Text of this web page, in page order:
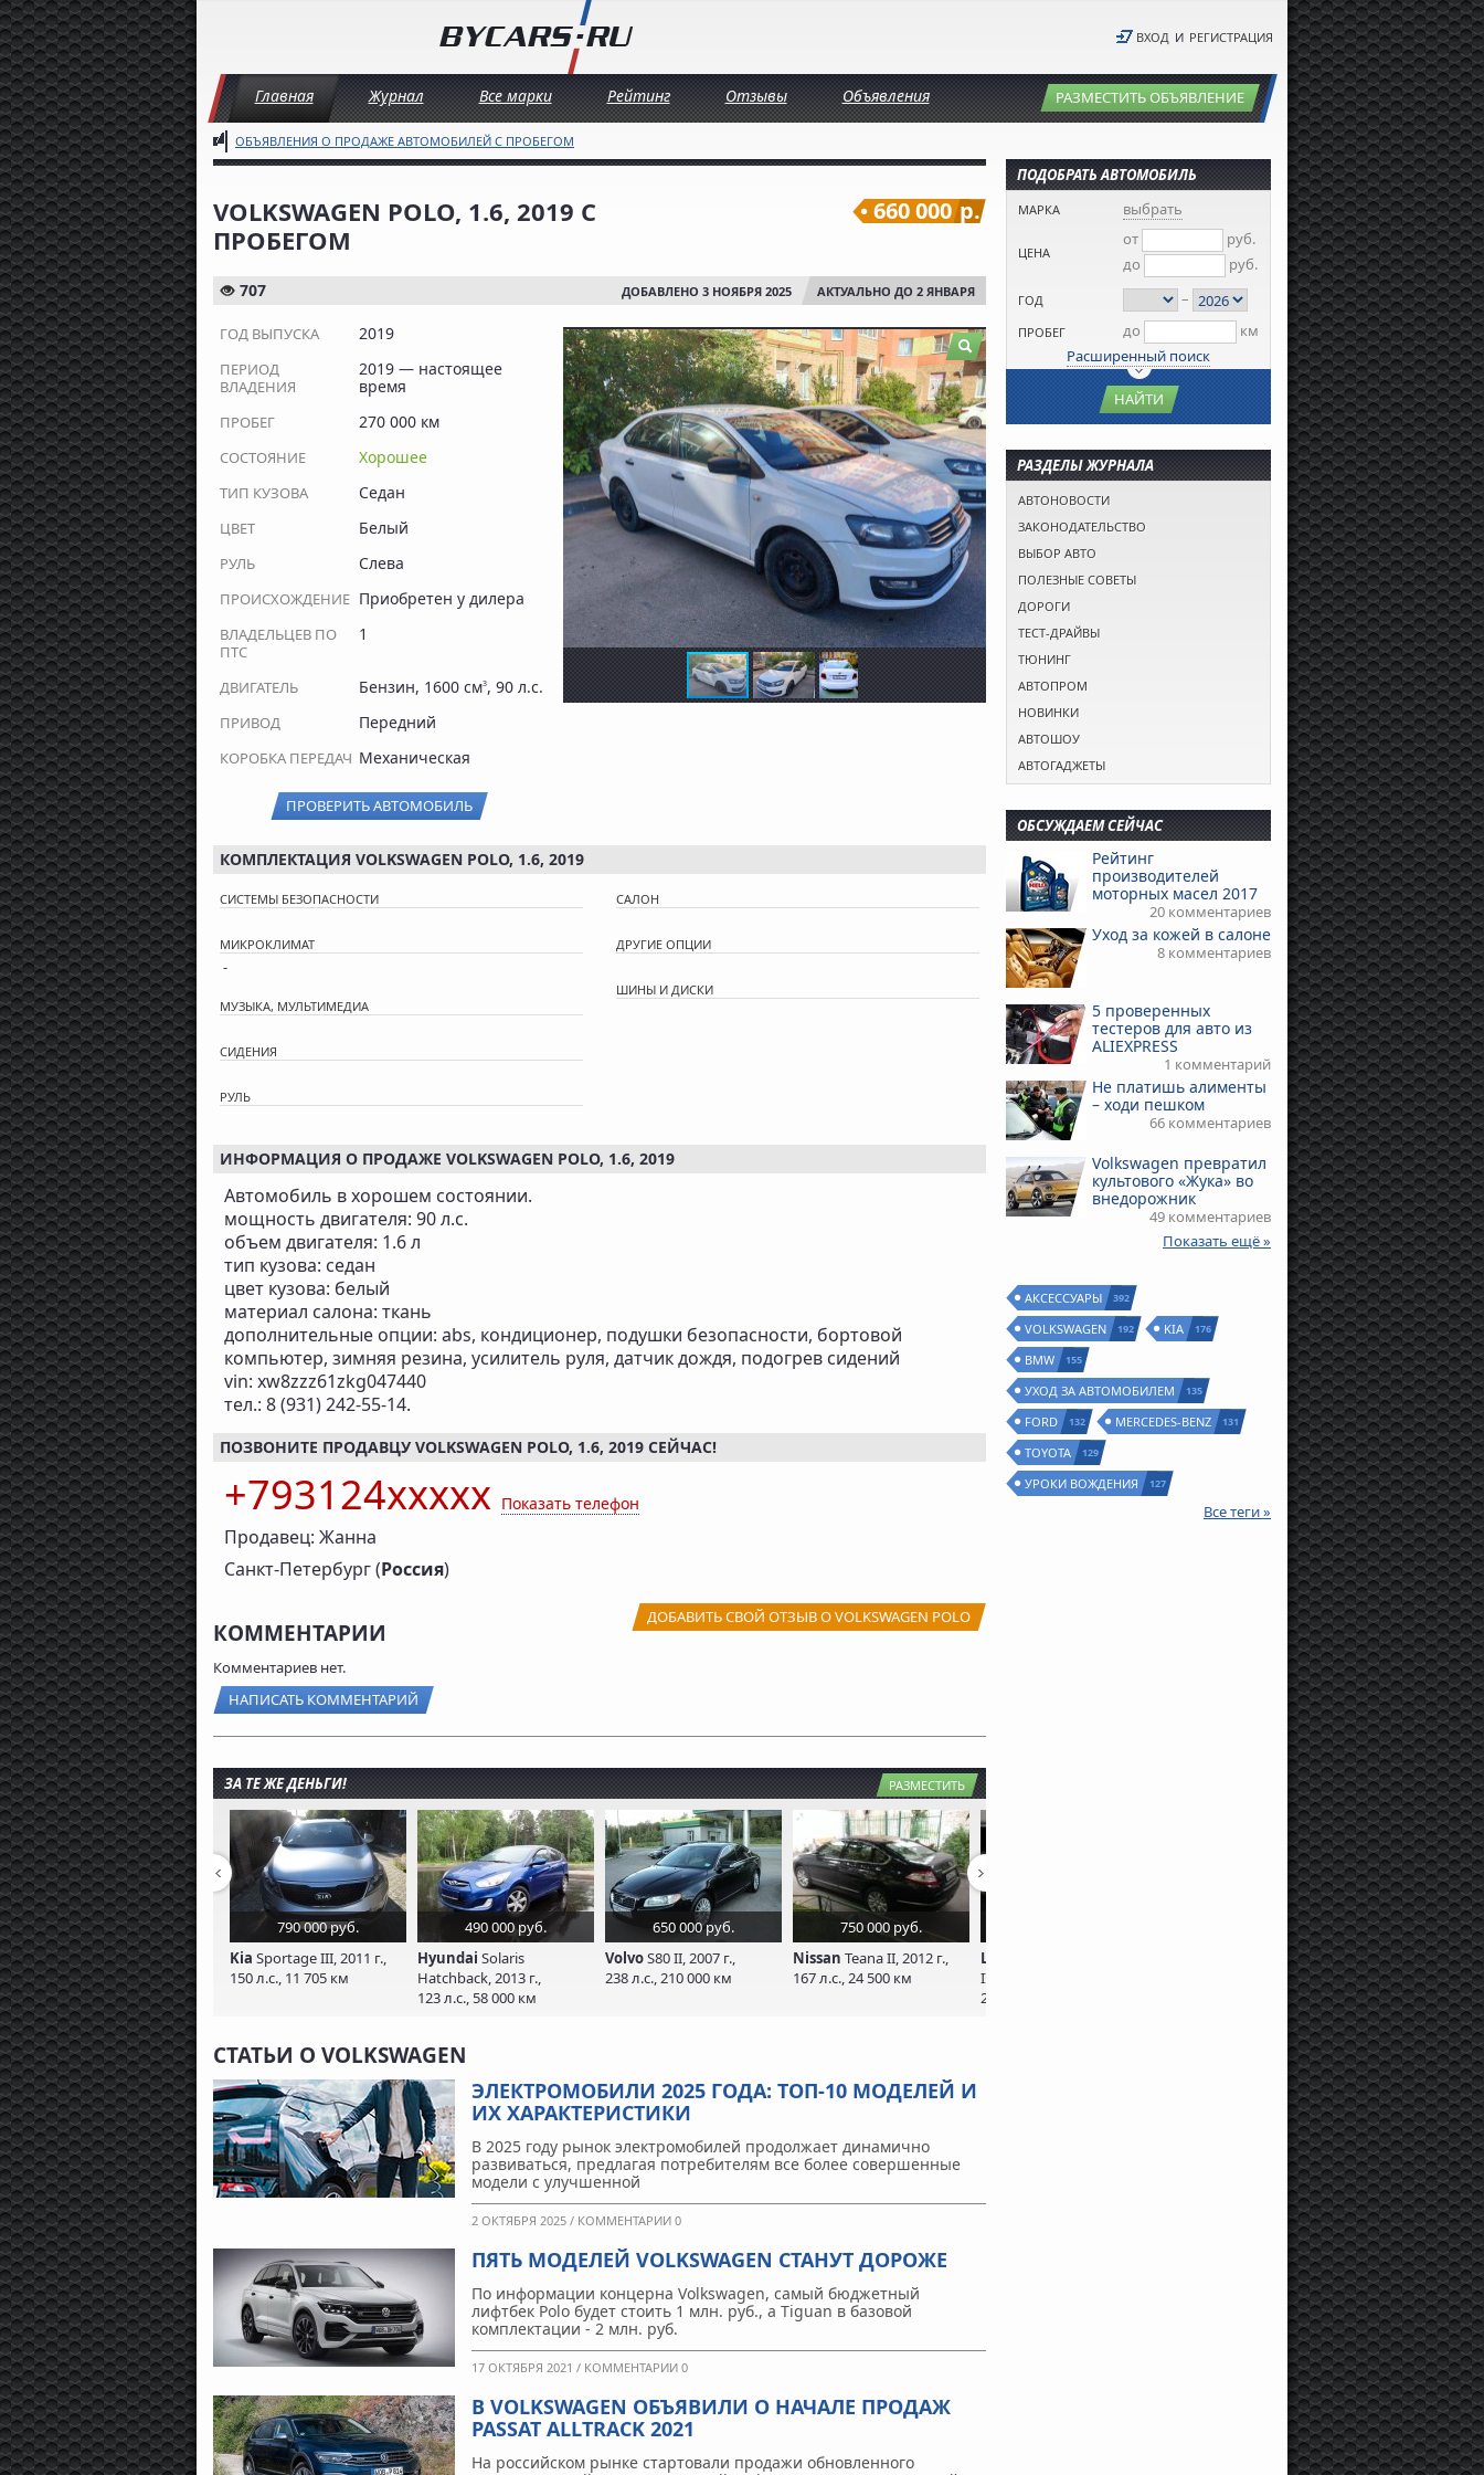
ВХОД И РЕГИСТРАЦИЯ
Главная Журнал Все марки Рейтинг Отзывы Объявления РАЗМЕСТИТЬ ОБЪЯВЛЕНИЕ
ОБЪЯВЛЕНИЯ О ПРОДАЖЕ АВТОМОБИЛЕЙ С ПРОБЕГОМ
VOLKSWAGEN POLO, 1.6, 2019 С
ПРОБЕГОМ
660 000 р.
707 ДОБАВЛЕНО 3 НОЯБРЯ 2025 АКТУАЛЬНО ДО 2 ЯНВАРЯ
ГОД ВЫПУСКА 2019
ПЕРИОД
ВЛАДЕНИЯ
2019 — настоящее
время
ПРОБЕГ 270 000 км
СОСТОЯНИЕ Хорошее
ТИП КУЗОВА Седан
ЦВЕТ Белый
РУЛЬ Слева
ПРОИСХОЖДЕНИЕ Приобретен у дилера
ВЛАДЕЛЬЦЕВ ПО
ПТС
1
ДВИГАТЕЛЬ Бензин, 1600 см3, 90 л.с.
ПРИВОД Передний
КОРОБКА ПЕРЕДАЧ Механическая
ПРОВЕРИТЬ АВТОМОБИЛЬ
КОМПЛЕКТАЦИЯ VOLKSWAGEN POLO, 1.6, 2019
СИСТЕМЫ БЕЗОПАСНОСТИ
МИКРОКЛИМАТ
-
МУЗЫКА, МУЛЬТИМЕДИА
СИДЕНИЯ
РУЛЬ
САЛОН
ДРУГИЕ ОПЦИИ
ШИНЫ И ДИСКИ
ИНФОРМАЦИЯ О ПРОДАЖЕ VOLKSWAGEN POLO, 1.6, 2019
Автомобиль в хорошем состоянии.
мощность двигателя: 90 л.с.
объем двигателя: 1.6 л
тип кузова: седан
цвет кузова: белый
материал салона: ткань
дополнительные опции: abs, кондиционер, подушки безопасности, бортовой
компьютер, зимняя резина, усилитель руля, датчик дождя, подогрев сидений
vin: xw8zzz61zkg047440
тел.: 8 (931) 242-55-14.
ПОЗВОНИТЕ ПРОДАВЦУ VOLKSWAGEN POLO, 1.6, 2019 СЕЙЧАС!
+793124xxxxx Показать телефон
Продавец: Жанна
Санкт-Петербург (Россия)
ДОБАВИТЬ СВОЙ ОТЗЫВ О VOLKSWAGEN POLO
КОММЕНТАРИИ
Комментариев нет.
НАПИСАТЬ КОММЕНТАРИЙ
ЗА ТЕ ЖЕ ДЕНЬГИ! РАЗМЕСТИТЬ
790 000 руб.
Kia Sportage III, 2011 г.,
150 л.с., 11 705 км
490 000 руб.
Hyundai Solaris
Hatchback, 2013 г.,
123 л.с., 58 000 км
650 000 руб.
VolvoS80 II, 2007 г.,
238 л.с., 210 000 км
750 000 руб.
Nissan Teana II, 2012 г.,
167 л.с., 24 500 км
Land Rover
III, 2008 г., 306 л.с.,
200 000 км
520 000 руб.
S60, 2007 г., 140 л.с.,
575 000 руб.
OpelAstra H
2012 г., 140 л.с., 60
СТАТЬИ О VOLKSWAGEN
ЭЛЕКТРОМОБИЛИ 2025 ГОДА: ТОП-10 МОДЕЛЕЙ И
ИХ ХАРАКТЕРИСТИКИ
В 2025 году рынок электромобилей продолжает динамично
развиваться, предлагая потребителям все более совершенные
модели с улучшенной
2 ОКТЯБРЯ 2025 / КОММЕНТАРИИ 0
ПЯТЬ МОДЕЛЕЙ VOLKSWAGEN СТАНУТ ДОРОЖЕ
По информации концерна Volkswagen, самый бюджетный
лифтбек Polo будет стоить 1 млн. руб., а Tiguan в базовой
комплектации - 2 млн. руб.
17 ОКТЯБРЯ 2021 / КОММЕНТАРИИ 0
В VOLKSWAGEN ОБЪЯВИЛИ О НАЧАЛЕ ПРОДАЖ
PASSAT ALLTRACK 2021
На российском рынке стартовали продажи обновленного
ПОДОБРАТЬ АВТОМОБИЛЬ
МАРКА выбрать
ЦЕНА
от
руб.
до
руб.
ГОД –
ПРОБЕГ до
км
Расширенный поиск
НАЙТИ
РАЗДЕЛЫ ЖУРНАЛА
АВТОНОВОСТИ
ЗАКОНОДАТЕЛЬСТВО
ВЫБОР АВТО
ПОЛЕЗНЫЕ СОВЕТЫ
ДОРОГИ
ТЕСТ-ДРАЙВЫ
ТЮНИНГ
АВТОПРОМ
НОВИНКИ
АВТОШОУ
АВТОГАДЖЕТЫ
ОБСУЖДАЕМ СЕЙЧАС
Рейтинг
производителей
моторных масел 2017
20 комментариев
Уход за кожей в салоне
8 комментариев
5 проверенных
тестеров для авто из
ALIEXPRESS
1 комментарий
Не платишь алименты
– ходи пешком
66 комментариев
Volkswagen превратил
культового «Жука» во
внедорожник
49 комментариев
Показать ещё »
АКСЕССУАРЫ 392
VOLKSWAGEN 192 KIA 176
BMW 155
УХОД ЗА АВТОМОБИЛЕМ 135
FORD 132 MERCEDES-BENZ 131
TOYOTA 129
УРОКИ ВОЖДЕНИЯ 127
Все теги »